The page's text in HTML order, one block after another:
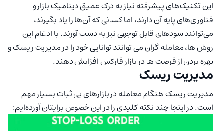
این تکنیک‌های پیشرفته نیاز به درک عمیق دینامیک بازار و
فناوری‌های پایه آن دارند، اما کسانی که آن‌ها را یاد بگیرند،
می‌توانند سودهای قابل توجهی نیز به دست آورند. با ادغام این
روش ها، معامله گران می توانند توانایی خود را در مدیریت ریسک و
بهره بردن از فرصت ها در بازار فارکس افزایش دهند.
مدیریت ریسک
مدیریت ریسک هنگام معامله در بازارهای بی ثبات بسیار مهم
است. در اینجا چند نکته کلیدی را در این خصوص برایتان آورده‌ایم: